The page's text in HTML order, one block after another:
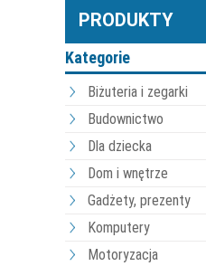
PRODUKTY
Kategorie
Biżuteria i zegarki
Budownictwo
Dla dziecka
Dom i wnętrze
Gadżety, prezenty
Komputery
Motoryzacja